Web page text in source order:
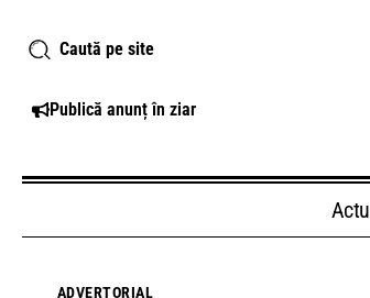
Caută pe site
Publică anunț în ziar
ADVERTORIAL